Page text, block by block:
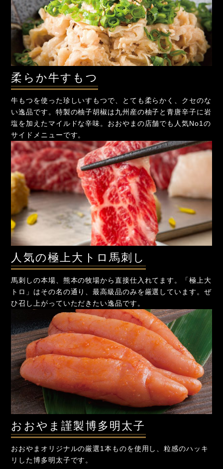
柔らか牛すもつ
牛もつを使った珍しいすもつで、とても柔らかく、クセのな
い逸品です。特製の柚子胡椒は九州産の柚子と青唐辛子に岩
塩を加えたマイルドな辛味。おおやまの店舗でも人気No1の
サイドメニューです。
人気の極上大トロ馬刺し
馬刺しの本場、熊本の牧場から直接仕入れてます。「極上大
トロ」はその名の通り、最高級品のみを厳選しています。ぜ
ひ召し上がっていただきたい逸品です。
おおやま謹製博多明太子
おおやまオリジナルの厳選1本ものを使用し、粒感のハッキ
リした博多明太子です。